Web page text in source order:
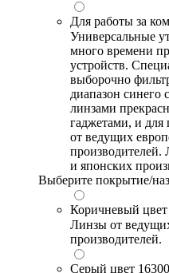
Для работы за
Универсальные
много времени
устройств.
выборочно
диапазон синего
линзами
гаджетами, и
от ведущих
и японских
Выберите покрытие/
Коричневый цвет
Линзы от
производителей.
Серый цвет